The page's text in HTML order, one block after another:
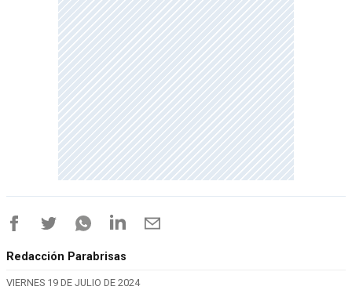
Redacción Parabrisas
VIERNES 19 DE JULIO DE 2024